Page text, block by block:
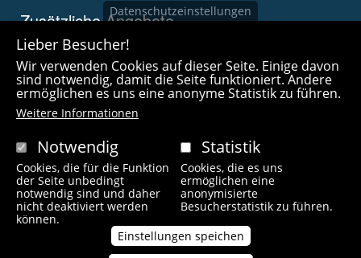
Zusätzliche Angebote
Imagefilme und mehr
360° x 360° Fotografie
Copyright © 2021 wanderfreak.de. Alle Rechte vorbehalten.
Fußzeilenmenü
Kontakt Impressum Links Unsere Autoren
Datenschutzeinstellungen
Lieber Besucher!
Wir verwenden Cookies auf dieser Seite. Einige davon
sind notwendig, damit die Seite funktioniert. Andere
ermöglichen es uns eine anonyme Statistik zu führen.
Weitere Informationen
Notwendig
Cookies, die für die Funktion
der Seite unbedingt
notwendig sind und daher
nicht deaktiviert werden
können.
Statistik
Cookies, die es uns
ermöglichen eine
anonymisierte
Besucherstatistik zu führen.
Einstellungen speichen